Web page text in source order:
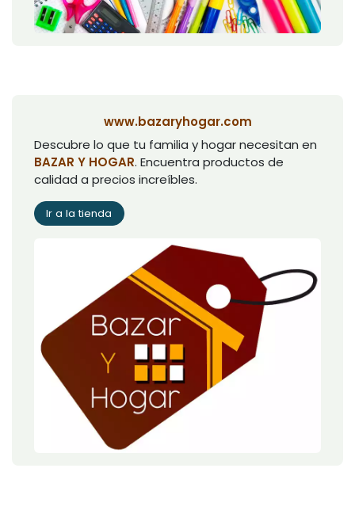
www.bazaryhogar.com
Descubre lo que tu familia y hogar necesitan en
BAZAR Y HOGAR. Encuentra productos de
calidad a precios increíbles.
Ir a la tienda